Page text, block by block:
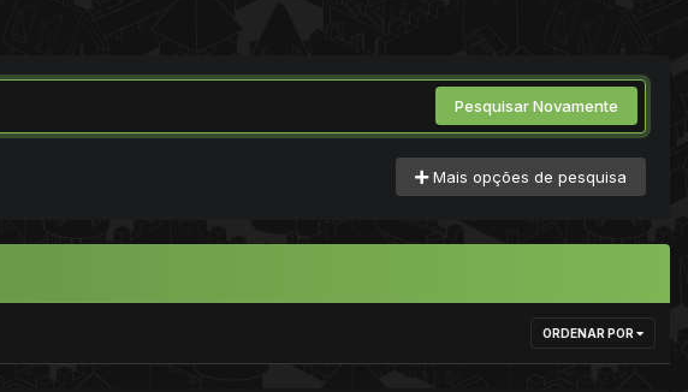
Pesquisar Novamente
Mais opções de pesquisa
ORDENAR POR